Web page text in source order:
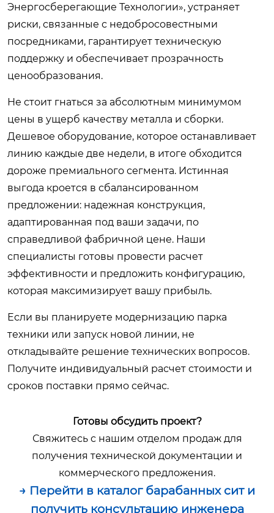
Энергосберегающие Технологии», устраняет
риски, связанные с недобросовестными
посредниками, гарантирует техническую
поддержку и обеспечивает прозрачность
ценообразования.
Не стоит гнаться за абсолютным минимумом
цены в ущерб качеству металла и сборки.
Дешевое оборудование, которое останавливает
линию каждые две недели, в итоге обходится
дороже премиального сегмента. Истинная
выгода кроется в сбалансированном
предложении: надежная конструкция,
адаптированная под ваши задачи, по
справедливой фабричной цене. Наши
специалисты готовы провести расчет
эффективности и предложить конфигурацию,
которая максимизирует вашу прибыль.
Если вы планируете модернизацию парка
техники или запуск новой линии, не
откладывайте решение технических вопросов.
Получите индивидуальный расчет стоимости и
сроков поставки прямо сейчас.
Готовы обсудить проект?
Свяжитесь с нашим отделом продаж для
получения технической документации и
коммерческого предложения.
→ Перейти в каталог барабанных сит и
получить консультацию инженера